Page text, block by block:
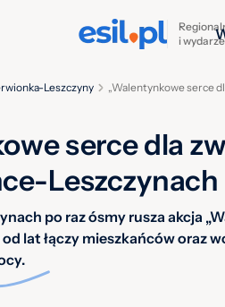
i
„Walentynkowe serce
Leszczyny
serce dla
Leszczynach
po raz ósmy rusza akcja
lat łączy mieszkańców oraz